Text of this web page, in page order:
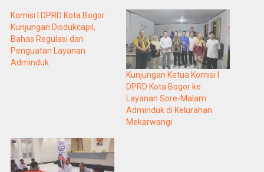
Komisi I DPRD Kota Bogor
Kunjungan Disdukcapil,
Bahas Regulasi dan
Penguatan Layanan
Adminduk
Kunjungan Ketua Komisi I
DPRD Kota Bogor ke
Layanan Sore-Malam
Adminduk di Kelurahan
Mekarwangi